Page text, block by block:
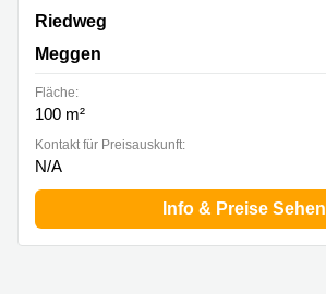
Riedweg 6, Meggen
Riedweg
Meggen
Fläche:
100 m²
Kontakt für Preisauskunft:
N/A
Info & Preise Sehen